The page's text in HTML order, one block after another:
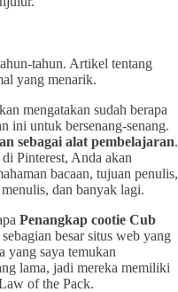
tahun. Artikel tentang
yang menarik.
mengatakan sudah berapa
ini untuk bersenang-senang.
sebagai alat pembelajaran.
Pinterest, Anda akan
bacaan, tujuan penulis,
dan banyak lagi.
Penangkap cootie Cub
besar situs web yang
yang saya temukan
lama, jadi mereka memiliki
of the Pack.